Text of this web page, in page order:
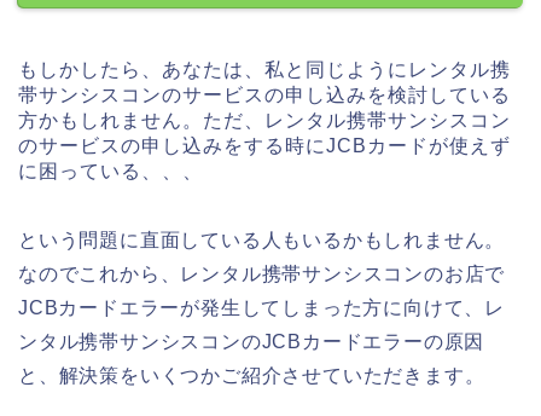
もしかしたら、あなたは、私と同じようにレンタル携
帯サンシスコンのサービスの申し込みを検討している
方かもしれません。ただ、レンタル携帯サンシスコン
のサービスの申し込みをする時にJCBカードが使えず
に困っている、、、
という問題に直面している人もいるかもしれません。
なのでこれから、レンタル携帯サンシスコンのお店で
JCBカードエラーが発生してしまった方に向けて、レ
ンタル携帯サンシスコンのJCBカードエラーの原因
と、解決策をいくつかご紹介させていただきます。